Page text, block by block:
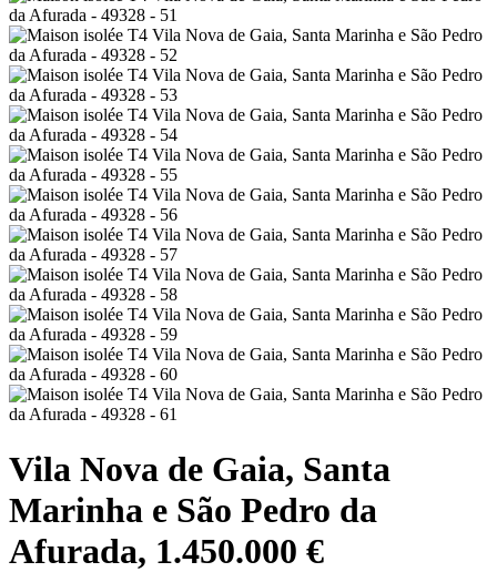
Vila Nova de Gaia, Santa
Marinha e São Pedro da
Afurada, 1.450.000 €